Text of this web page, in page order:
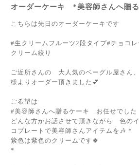
オーダーケーキ *美容師さんへ贈
こちらは先日のオーダーケーキです
#生クリームフルーツ2段タイプ#チョコ
クリーム絞り
ご近所さんの 大人気のベーグル屋さ
様よりオーダー頂きました💕
ご希望は
#美容師さんへ贈るケーキ お任せでした
どんな方かお話させて頂きながら 色の
コプレートで美容師さんアイテムを🎶 *
紫色は紫色のクリームです🍀
*